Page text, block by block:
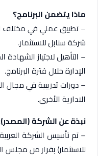
ماذا يتضمن البرنامج؟
– تطبيق عملي في مختلف
شركة سنابل للاستثمار.
– التأهيل لاجتياز
الإدارة خلال فترة البرنامج.
– دورات تدريبية في
الادارية الأخرى.
نبذة عن الشركة
– تم تأسيس الشركة
للاستثمار) بقرار من